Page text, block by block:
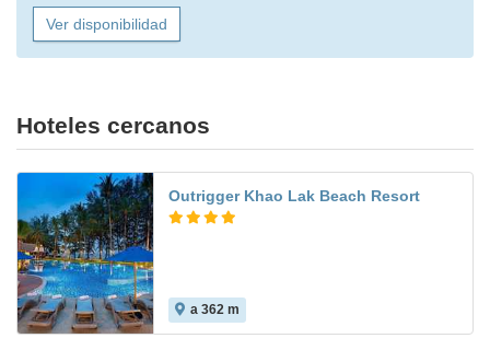
Ver disponibilidad
Hoteles cercanos
Outrigger Khao Lak Beach Resort
a 362 m